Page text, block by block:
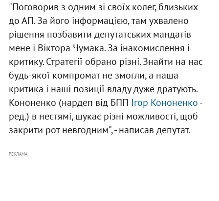
"Поговорив з одним зі своїх колег, близьких
до АП. За його інформацією, там ухвалено
рішення позбавити депутатських мандатів
мене і Віктора Чумака. За інакомислення і
критику. Стратегії обрано різні. Знайти на нас
будь-якої компромат не змогли, а наша
критика і наші позиції владу дуже дратують.
Кононенко (нардеп від БПП Ігор Кононенко-
ред.) в нестямі, шукає різні можливості, щоб
закрити рот невгодним", - написав депутат.
РЕКЛАМА